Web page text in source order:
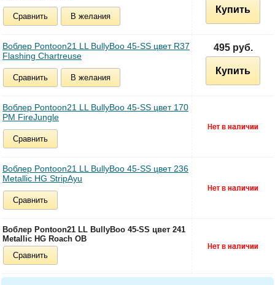
Сравнить В желания
Купить
Воблер Pontoon21 LL BullyBoo 45-SS цвет R37
Flashing Chartreuse
Сравнить В желания
495 руб.
Купить
Воблер Pontoon21 LL BullyBoo 45-SS цвет 170
PM FireJungle
Сравнить
Воблер Pontoon21 LL BullyBoo 45-SS цвет 236
Metallic HG StripAyu
Сравнить
Воблер Pontoon21 LL BullyBoo 45-SS цвет 241
Metallic HG Roach OB
Сравнить